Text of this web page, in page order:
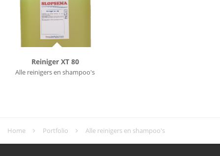
Reiniger XT 80
Alle reinigers en shampoo's
Home Portfolio Alle reinigers en shampoo's